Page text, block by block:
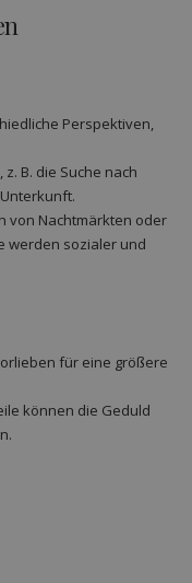
Perspektiven,
B. die Suche nach
von Nachtmärkten oder
werden sozialer und
für eine größere
können die Geduld